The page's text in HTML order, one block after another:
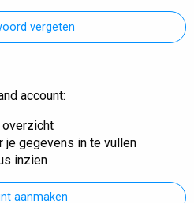
vergeten
account:
overzicht
je gegevens in te vullen
inzien
aanmaken